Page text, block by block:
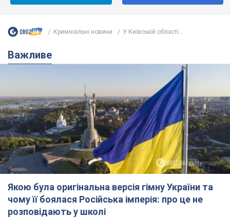
Кримінальні новини У Київській області...
Важливе
Якою була оригінальна версія гімну України та
чому її боялася Російська імперія: про це не
розповідають у школі